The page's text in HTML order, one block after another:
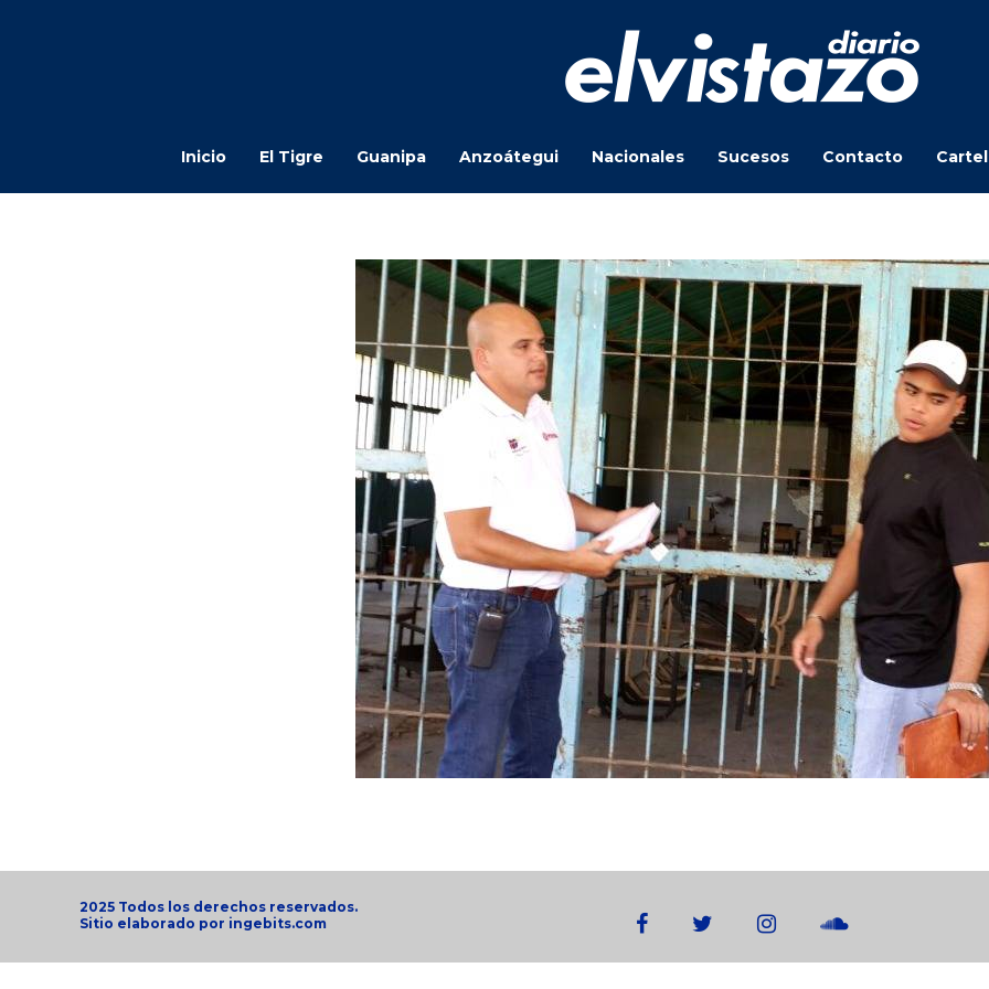
Inicio El Tigre Guanipa Anzoátegui Nacionales Sucesos Contacto
2025 Todos los derechos reservados.
Sitio elaborado por ingebits.com